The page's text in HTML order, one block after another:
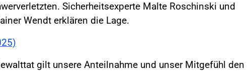
Sicherheitsexperte Malte Roschinski und
Wendt erklären die Lage.
gilt unsere Anteilnahme und unser Mitgefühl den